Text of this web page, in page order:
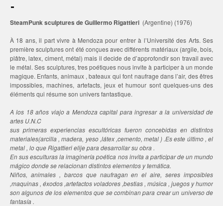
SteamPunk sculptures de Guillermo Rigattieri (Argentine) (1976)
À 18 ans, il part vivre à Mendoza pour entrer à l’Université des Arts. Ses
première sculptures ont été conçues avec différents matériaux (argile, bois,
plâtre, latex, ciment, métal) mais il decide de d’approfondir son travail avec
le métal. Ses sculptures, tres poétiques nous invite à participer à un monde
magique. Enfants, animaux , bateaux qui font naufrage dans l’air, des êtres
impossibles, machines, artefacts, jeux et humour sont quelques-uns des
éléments qui résume son univers fantastique.
A los 18 años viajo a Mendoza capital para ingresar a la universidad de
artes U.N.C
sus primeras experiencias escultóricas fueron concebidas en distintos
materiales(arcilla , madera, yeso ,látex ,cemento, metal ) .Es este último , el
metal , lo que Rigattieri elije para desarrollar su obra .
En sus esculturas la imaginería poética nos invita a participar de un mundo
mágico donde se relacionan distintos elementos y temática.
Niños, animales , barcos que naufragan en el aire, seres imposibles
,maquinas , éxodos ,artefactos voladores ,bestias , música , juegos y humor
son algunos de los elementos que se combinan para crear un universo de
fantasía .